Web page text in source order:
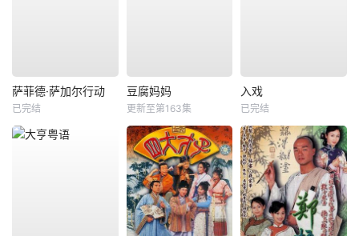
萨菲德·萨加尔行动
已完结
豆腐妈妈
更新至第163集
入戏
已完结